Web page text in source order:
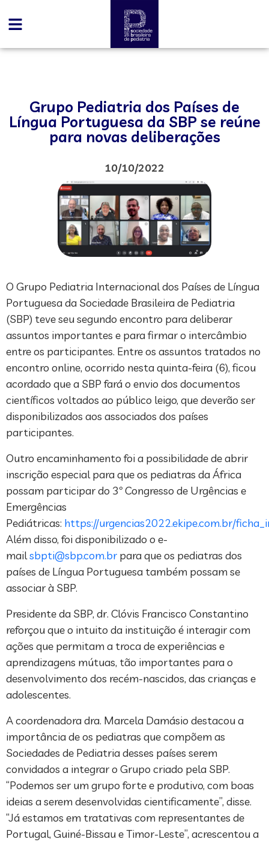
Grupo Pediatria dos Países de
Língua Portuguesa da SBP se reúne
para novas deliberações
10/10/2022
O Grupo Pediatria Internacional dos Países de Língua
Portuguesa da Sociedade Brasileira de Pediatria
(SBP) teve seu segundo encontro para deliberar
assuntos importantes e para firmar o intercâmbio
entre os participantes. Entre os assuntos tratados no
encontro online, ocorrido nesta quinta-feira (6), ficou
acordado que a SBP fará o envio dos documentos
científicos voltados ao público leigo, que deverão ser
disponibilizados aos associados dos países
participantes.
Outro encaminhamento foi a possibilidade de abrir
inscrição especial para que os pediatras da África
possam participar do 3º Congresso de Urgências e
Emergências
Pediátricas: https://urgencias2022.ekipe.com.br/
Além disso, foi disponibilizado o e-
mailsbpti@sbp.com.br para que os pediatras dos
países de Língua Portuguesa também possam se
associar à SBP.
Presidente da SBP, dr. Clóvis Francisco Constantino
reforçou que o intuito da instituição é interagir com
ações que permitam a troca de experiências e
aprendizagens mútuas, tão importantes para o
desenvolvimento dos recém-nascidos, das crianças e
adolescentes.
A coordenadora dra. Marcela Damásio destacou a
importância de os pediatras que compõem as
Sociedades de Pediatria desses países serem
convidados a integrar o Grupo criado pela SBP.
“Podemos ser um grupo forte e produtivo, com boas
ideias a serem desenvolvidas cientificamente”, disse.
“Já estamos em tratativas com representantes de
Portugal, Guiné-Bissau e Timor-Leste”, acrescentou a